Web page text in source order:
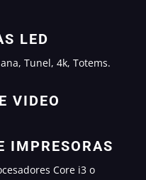
LED
Tunel, 4k, Totems.
VIDEO
IMPRESORAS
Core i3 o